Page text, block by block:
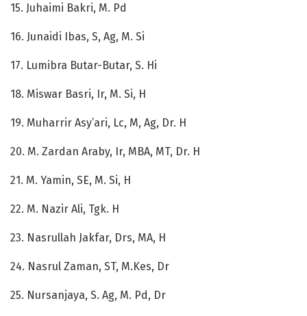
15. Juhaimi Bakri, M. Pd
16. Junaidi Ibas, S, Ag, M. Si
17. Lumibra Butar-Butar, S. Hi
18. Miswar Basri, Ir, M. Si, H
19. Muharrir Asy’ari, Lc, M, Ag, Dr. H
20. M. Zardan Araby, Ir, MBA, MT, Dr. H
21. M. Yamin, SE, M. Si, H
22. M. Nazir Ali, Tgk. H
23. Nasrullah Jakfar, Drs, MA, H
24. Nasrul Zaman, ST, M.Kes, Dr
25. Nursanjaya, S. Ag, M. Pd, Dr